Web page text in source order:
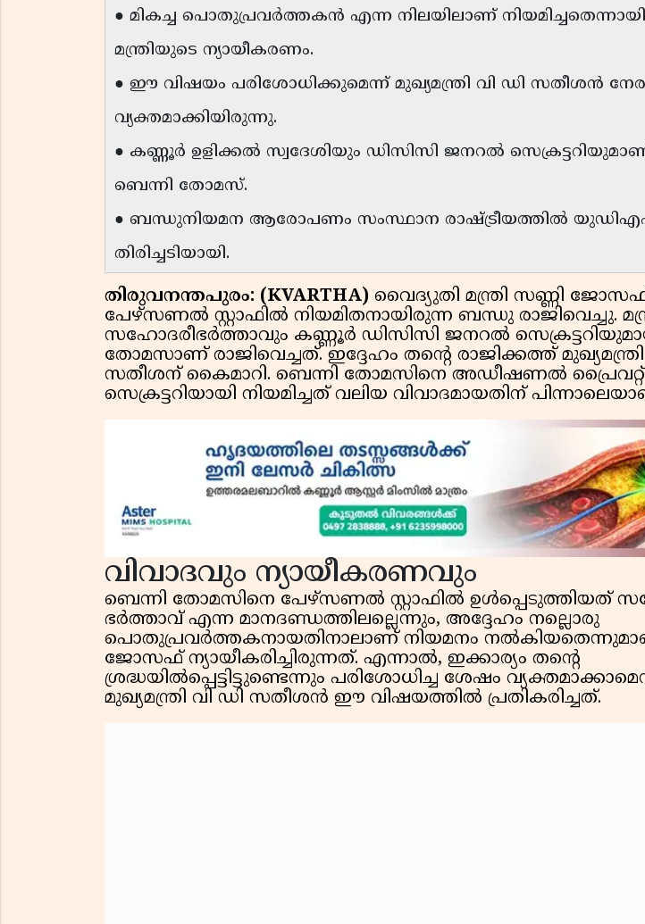
● മികച്ച പൊതുപ്രവർത്തകൻ എന്ന നിലയിലാണ്
മന്ത്രിയുടെ ന്യായീകരണം.
● ഈ വിഷയം പരിശോധിക്കുമെന്ന് മുഖ്യമന്ത്രി വി ഡി സതീശൻ
വ്യക്തമാക്കിയിരുന്നു.
● കണ്ണൂർ ഉളിക്കൽ സ്വദേശിയും ഡിസിസി ജനറൽ സെക്രട്ടറിയുമാണ്
ബെന്നി തോമസ്.
● ബന്ധുനിയമന ആരോപണം സംസ്ഥാന രാഷ്ട്രീയത്തിൽ
തിരിച്ചടിയായി.
തിരുവനന്തപുരം: (KVARTHA) വൈദ്യുതി മന്ത്രി സണ്ണി
പേഴ്സണൽ സ്റ്റാഫിൽ നിയമിതനായിരുന്ന ബന്ധു രാജിവെച്ചു.
സഹോദരീഭർത്താവും കണ്ണൂർ ഡിസിസി ജനറൽ
തോമസാണ് രാജിവെച്ചത്. ഇദ്ദേഹം തൻ്റെ രാജിക്കത്ത് മുഖ്യമന്ത്രി
സതീശന് കൈമാറി. ബെന്നി തോമസിനെ അഡീഷണൽ പ്രൈവറ്റ്
സെക്രട്ടറിയായി നിയമിച്ചത് വലിയ വിവാദമായതിന്
വിവാദവും ന്യായീകരണവും
ബെന്നി തോമസിനെ പേഴ്സണൽ സ്റ്റാഫിൽ ഉൾപ്പെടുത്തിയത്
ഭർത്താവ് എന്ന മാനദണ്ഡത്തിലല്ലെന്നും, അദ്ദേഹം നല്ലൊരു
പൊതുപ്രവർത്തകനായതിനാലാണ് നിയമനം
ജോസഫ് ന്യായീകരിച്ചിരുന്നത്. എന്നാൽ, ഇക്കാര്യം തൻ്റെ
ശ്രദ്ധയിൽപ്പെട്ടിട്ടുണ്ടെന്നും പരിശോധിച്ച ശേഷം
മുഖ്യമന്ത്രി വി ഡി സതീശൻ ഈ വിഷയത്തിൽ പ്രതികരിച്ചത്.